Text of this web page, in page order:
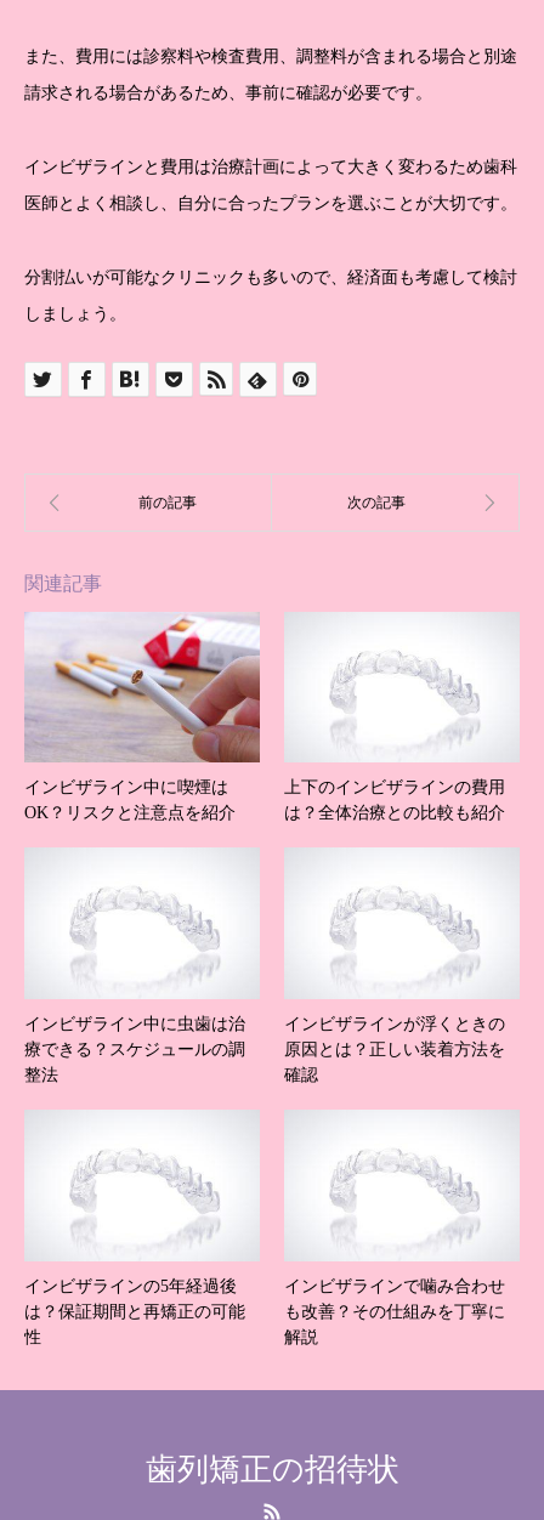
また、費用には診察料や検査費用、調整料が含まれる場合と別途
請求される場合があるため、事前に確認が必要です。
インビザラインと費用は治療計画によって大きく変わるため歯科
医師とよく相談し、自分に合ったプランを選ぶことが大切です。
分割払いが可能なクリニックも多いので、経済面も考慮して検討
しましょう。
関連記事
インビザライン中に喫煙は
OK？リスクと注意点を紹介
上下のインビザラインの費用
は？全体治療との比較も紹介
インビザライン中に虫歯は治
療できる？スケジュールの調
整法
インビザラインが浮くときの
原因とは？正しい装着方法を
確認
インビザラインの5年経過後
は？保証期間と再矯正の可能
性
インビザラインで噛み合わせ
も改善？その仕組みを丁寧に
解説
歯列矯正の招待状